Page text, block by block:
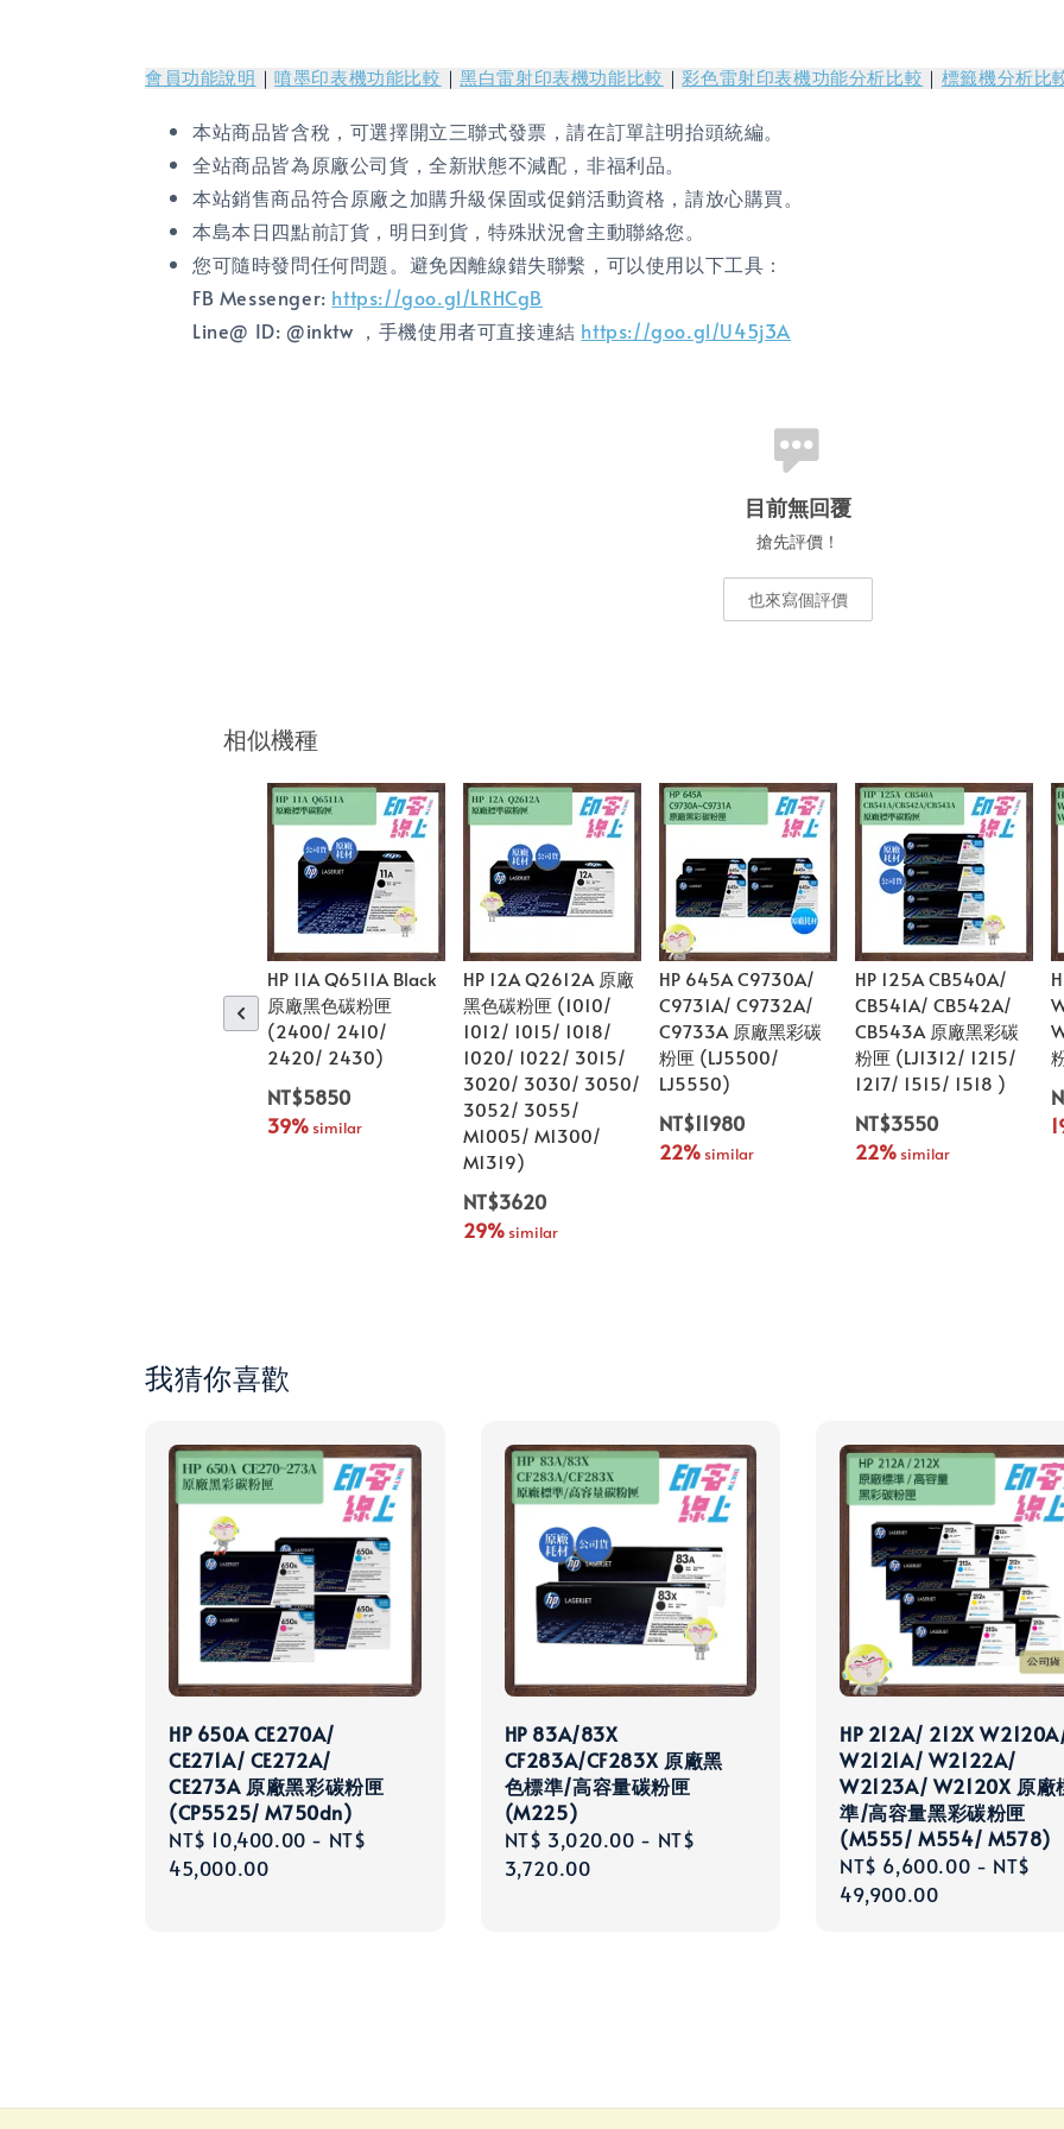
會員功能說明 ｜噴墨印表機功能比較 ｜黑白雷射印表機功能比較 ｜彩色雷射印表機功能分析比較 ｜ 標籤機分析比
本站商品皆含稅，可選擇開立三聯式發票，請在訂單註明抬頭統編。
全站商品皆為原廠公司貨，全新狀態不減配，非福利品。
本站銷售商品符合原廠之加購升級保固或促銷活動資格，請放心購買。
本島本日四點前訂貨，明日到貨，特殊狀況會主動聯絡您。
您可隨時發問任何問題。避免因離線錯失聯繫，可以使用以下工具：
FB Messenger: https://goo.gl/LRHCgB
Line@ ID: @inktw ，手機使用者可直接連結 https://goo.gl/U45j3A
目前無回覆
搶先評價！
也來寫個評價
相似機種
HP 11A Q6511A Black
原廠黑色碳粉匣
(2400/ 2410/
2420/ 2430)
NT$5850
39% similar
HP 12A Q2612A 原廠
黑色碳粉匣 (1010/
1012/ 1015/ 1018/
1020/ 1022/ 3015/
3020/ 3030/ 3050/
3052/ 3055/
M1005/ M1300/
M1319)
NT$3620
29% similar
HP 645A C9730A/
C9731A/ C9732A/
C9733A 原廠黑彩碳
粉匣 (LJ5500/
LJ5550)
NT$11980
22% similar
HP 125A CB540A/
CB541A/ CB542A/
CB543A 原廠黑彩碳
粉匣 (LJ1312/ 1215/
1217/ 1515/ 1518 )
NT$3550
22% similar
我猜你喜歡
HP 650A CE270A/
CE271A/ CE272A/
CE273A 原廠黑彩碳粉匣
(CP5525/ M750dn)
Regular
price
NT$ 10,400.00 - NT$
45,000.00
HP 83A/83X
CF283A/CF283X 原廠黑
色標準/高容量碳粉匣
(M225)
Regular
price
NT$ 3,020.00 - NT$
3,720.00
HP 212A/ 212X
W2121A/ W2122A/
W2123A/ W2120X 原廠
準/高容量黑彩碳粉匣
(M555/ M554/ M578)
Regular
price
NT$ 6,600.00 - NT$
49,900.00